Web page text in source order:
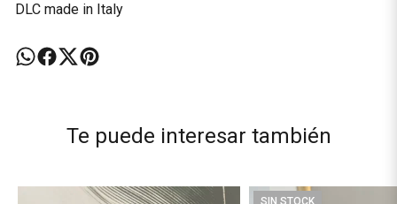
DLC made in Italy
Te puede interesar también
SIN STOCK